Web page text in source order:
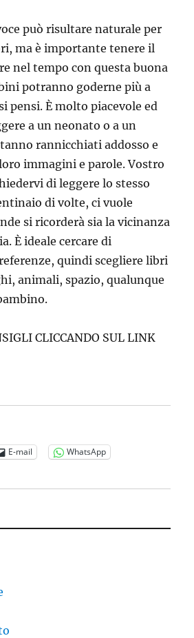
può risultare naturale per
ma è importante tenere il
nel tempo con questa buona
potranno goderne più a
pensi. È molto piacevole ed
a un neonato o a un
rannicchiati addosso e
immagini e parole. Vostro
di leggere lo stesso
di volte, ci vuole
si ricorderà sia la vicinanza
È ideale cercare di
quindi scegliere libri
animali, spazio, qualunque
CLICCANDO SUL LINK
E-mail WhatsApp